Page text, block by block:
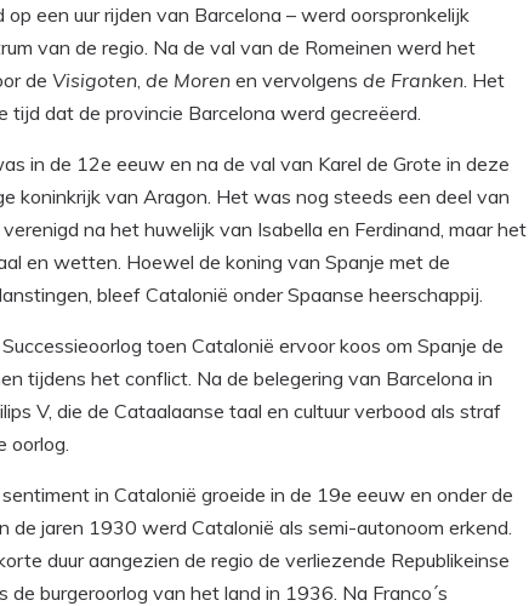
een uur rijden van Barcelona – werd oorspronkelijk
van de regio. Na de val van de Romeinen werd het
de Visigoten de Moren en vervolgens de Franken . Het
tijd dat de provincie Barcelona werd gecreëerd.
in de 12e eeuw en na de val van Karel de Grote in deze
koninkrijk van Aragon. Het was nog steeds een deel van
na het huwelijk van Isabella en Ferdinand, maar het
en wetten. Hoewel de koning van Spanje met de
bleef Catalonië onder Spaanse heerschappij.
toen Catalonië ervoor koos om Spanje de
tijdens het conflict. Na de belegering van Barcelona in
V, die de Cataalaanse taal en cultuur verbood als straf
oorlog.
in Catalonië groeide in de 19e eeuw en onder de
de jaren 1930 werd Catalonië als semi-autonoom erkend.
duur aangezien de regio de verliezende Republikeinse
de burgeroorlog van het land in 1936. Na Franco´s